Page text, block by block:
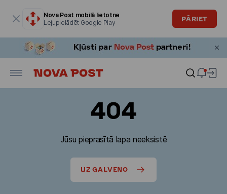
Nova Post mobilā lietotne
Lejupielādēt Google Play
PĀRIET
404
Jūsu pieprasītā lapa neeksistē
UZ GALVENO